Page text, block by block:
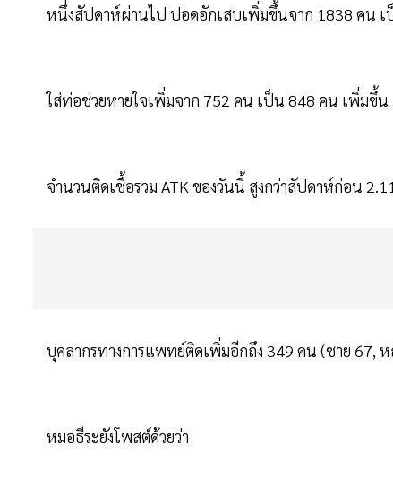
หนึ่งสัปดาห์ผ่านไป ปอดอักเสบเพิ่มขึ้นจาก 1838 คน
ใส่ท่อช่วยหายใจเพิ่มจาก 752 คน เป็น 848 คน เพิ่มขึ้น
จำนวนติดเชื้อรวม ATK ของวันนี้ สูงกว่าสัปดาห์ก่อน
บุคลากรทางการแพทย์ติดเพิ่มอีกถึง 349 คน (ชาย 67,
หมอธีระยังโพสต์ด้วยว่า